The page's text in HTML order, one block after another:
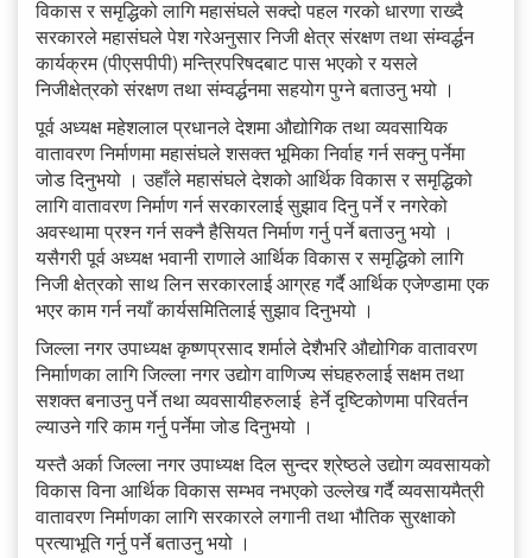
विकास र समृद्धिको लागि महासंघले सक्दो पहल गरको धारणा राख्दै
सरकारले महासंघले पेश गरेअनुसार निजी क्षेत्र संरक्षण तथा संम्वर्द्धन
कार्यक्रम (पीएसपीपी) मन्त्रिपरिषदबाट पास भएको र यसले
निजीक्षेत्रको संरक्षण तथा संम्वर्द्धनमा सहयोग पुग्ने बताउनु भयो ।
पूर्व अध्यक्ष महेशलाल प्रधानले देशमा औद्योगिक तथा व्यवसायिक
वातावरण निर्माणमा महासंघले शसक्त भूमिका निर्वाह गर्न सक्नु पर्नेमा
जोड दिनुभयो । उहाँले महासंघले देशको आर्थिक विकास र समृद्धिको
लागि वातावरण निर्माण गर्न सरकारलाई सुझाव दिनु पर्ने र नगरेको
अवस्थामा प्रश्न गर्न सक्नै हैसियत निर्माण गर्नु पर्ने बताउनु भयो ।
यसैगरी पूर्व अध्यक्ष भवानी राणाले आर्थिक विकास र समृद्धिको लागि
निजी क्षेत्रको साथ लिन सरकारलाई आग्रह गर्दै आर्थिक एजेण्डामा एक
भएर काम गर्न नयाँ कार्यसमितिलाई सुझाव दिनुभयो ।
जिल्ला नगर उपाध्यक्ष कृष्णप्रसाद शर्माले देशैभरि औद्योगिक वातावरण
निर्मााणका लागि जिल्ला नगर उद्योग वाणिज्य संघहरुलाई सक्षम तथा
सशक्त बनाउनु पर्ने तथा व्यवसायीहरुलाई हेर्ने दृष्टिकोणमा परिवर्तन
ल्याउने गरि काम गर्नु पर्नेमा जोड दिनुभयो ।
यस्तै अर्का जिल्ला नगर उपाध्यक्ष दिल सुन्दर श्रेष्ठले उद्योग व्यवसायको
विकास विना आर्थिक विकास सम्भव नभएको उल्लेख गर्दै व्यवसायमैत्री
वातावरण निर्माणका लागि सरकारले लगानी तथा भौतिक सुरक्षाको
प्रत्याभूति गर्नु पर्ने बताउनु भयो ।